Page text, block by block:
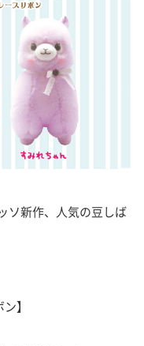
ソ新作、人気の豆しば
】